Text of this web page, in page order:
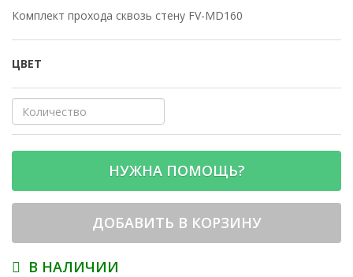
Комплект прохода сквозь стену FV-MD160
ЦВЕТ
НУЖНА ПОМОЩЬ?
ДОБАВИТЬ В КОРЗИНУ
В НАЛИЧИИ